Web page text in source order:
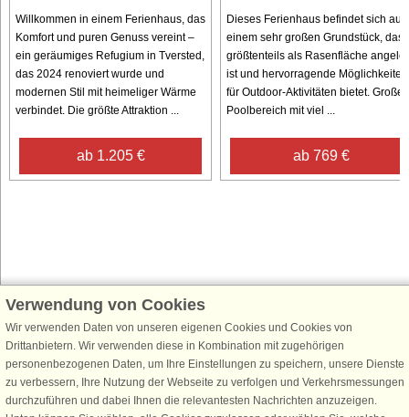
Willkommen in einem Ferienhaus, das
Komfort und puren Genuss vereint –
ein geräumiges Refugium in Tversted,
das 2024 renoviert wurde und
modernen Stil mit heimeliger Wärme
verbindet. Die größte Attraktion ...
ab 1.205 €
Dieses Ferienhaus befindet sich auf
einem sehr großen Grundstück, das
größtenteils als Rasenfläche
ist und hervorragende Möglichkeiten
für Outdoor-Aktivitäten bietet. Großer
Poolbereich mit viel ...
ab 769 €
Schließen Sie sich 100.000 Ferienhaus-Fans an
Erhalten Sie einenWillkommensgutschein von 25 € für Ihren nächsten
Ferienhausurlaub - melden Sie sich einfach für den DanCenter Newsletter
an. Verpassen Sie nie wieder exklusive Angebote, Gewinnspiele und
Urlaubstipps!
Verwendung von Cookies
Wir verwenden Daten von unseren eigenen Cookies und Cookies von
Drittanbietern. Wir verwenden diese in Kombination mit zugehörigen
personenbezogenen Daten, um Ihre Einstellungen zu speichern, unsere Dienste
zu verbessern, Ihre Nutzung der Webseite zu verfolgen und Verkehrsmessungen
durchzuführen und dabei Ihnen die relevantesten Nachrichten anzuzeigen.